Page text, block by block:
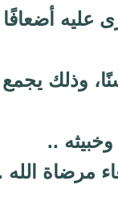
عليه أضعافًا
وذلك يجمع
..
مرضاة الله